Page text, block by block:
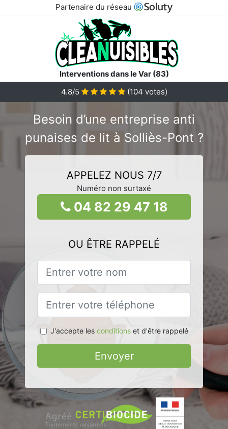
Partenaire du réseau
Interventions dans le Var (83)
4.8/5
(104 votes)
Besoin d’une entreprise anti
punaises de lit à Solliès-Pont ?
APPELEZ NOUS 7/7
Numéro non surtaxé
04 82 29 47 18
OU ÊTRE RAPPELÉ
J'accepte les conditionset d'être rappelé
Envoyer